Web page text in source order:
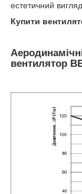
естетичний
Купити
вентилятор